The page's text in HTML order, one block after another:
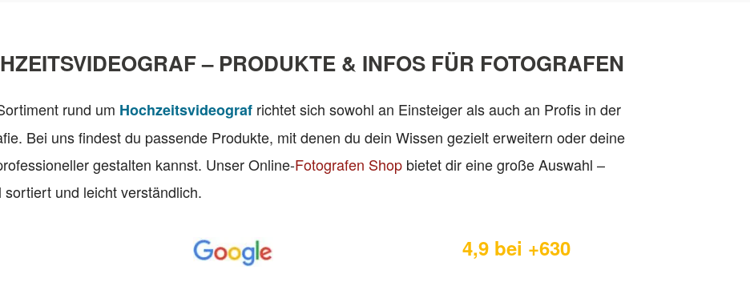
– PRODUKTE & INFOS FÜR FOTOGRAFEN
rund um Hochzeitsvideograf richtet sich sowohl an Einsteiger als auch an Profis in der
Bei uns findest du passende Produkte, mit denen du dein Wissen gezielt erweitern oder deine
gestalten kannst. Unser Online-Fotografen Shop bietet dir eine große Auswahl –
sortiert und leicht verständlich.
4,9 bei +630